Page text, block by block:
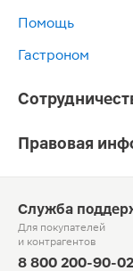
Помощь
Гастроном
Правовая
Служба
Для покупателей
и контрагентов
8 800 200-90-02